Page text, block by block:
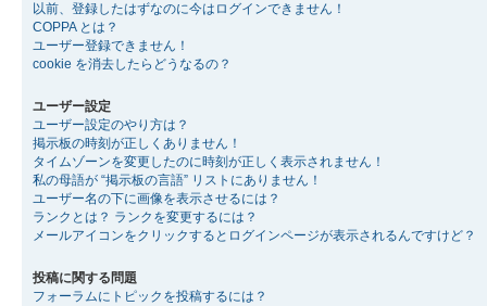
以前、登録したはずなのに今はログインできません！
COPPA とは？
ユーザー登録できません！
cookie を消去したらどうなるの？
ユーザー設定
ユーザー設定のやり方は？
掲示板の時刻が正しくありません！
タイムゾーンを変更したのに時刻が正しく表示されません！
私の母語が “掲示板の言語” リストにありません！
ユーザー名の下に画像を表示させるには？
ランクとは？ ランクを変更するには？
メールアイコンをクリックするとログインページが表示されるんですけど？
投稿に関する問題
フォーラムにトピックを投稿するには？